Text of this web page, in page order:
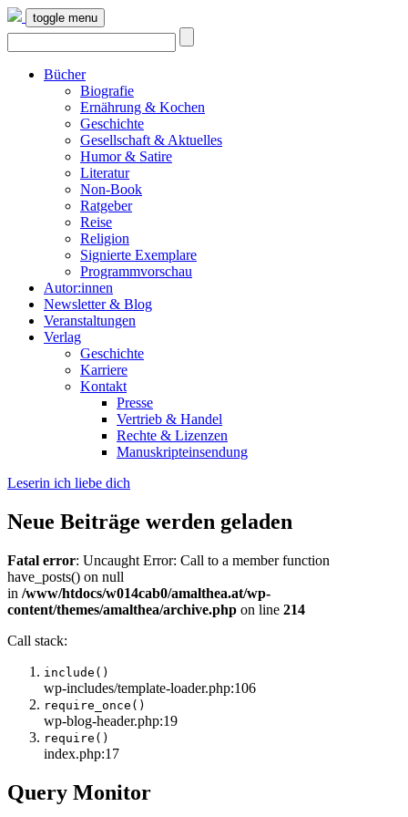
toggle menu
Bücher
Biografie
Ernährung & Kochen
Geschichte
Gesellschaft & Aktuelles
Humor & Satire
Literatur
Non-Book
Ratgeber
Reise
Religion
Signierte Exemplare
Programmvorschau
Autor:innen
Newsletter & Blog
Veranstaltungen
Verlag
Geschichte
Karriere
Kontakt
Presse
Vertrieb & Handel
Rechte & Lizenzen
Manuskripteinsendung
Leserin ich liebe dich
Neue Beiträge werden geladen
Fatal error: Uncaught Error: Call to a member function
have_posts() on null
in /www/htdocs/w014cab0/amalthea.at/wp-
content/themes/amalthea/archive.php on line 214
Call stack:
include()
wp-includes/template-loader.php:106
require_once()
wp-blog-header.php:19
require()
index.php:17
Query Monitor